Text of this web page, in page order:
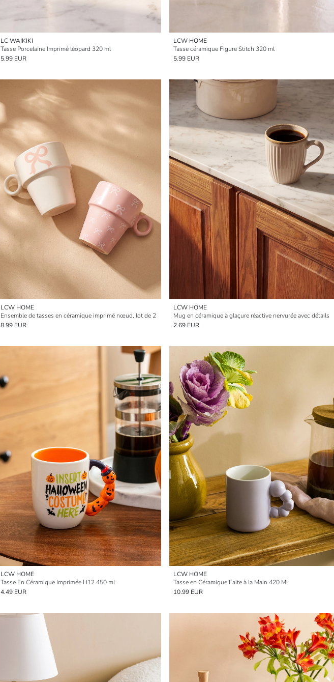
LC WAIKIKI
Tasse Porcelaine Imprimé léopard 320 ml
5.99 EUR
LCW HOME
Tasse céramique Figure Stitch 320 ml
5.99 EUR
LCW HOME
Ensemble de tasses en céramique imprimé nœud, lot de 2
8.99 EUR
LCW HOME
Mug en céramique à glaçure réactive nervurée avec détails
2.69 EUR
LCW HOME
Tasse En Céramique Imprimée H12 450 ml
4.49 EUR
LCW HOME
Tasse en Céramique Faite à la Main 420 Ml
10.99 EUR